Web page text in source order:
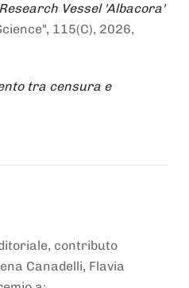
Vessel 'Albacora'
115(C), 2026,
tra censura e
contributo
Canadelli, Flavia